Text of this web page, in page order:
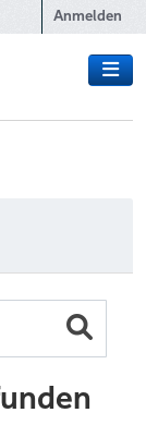
Anmelden